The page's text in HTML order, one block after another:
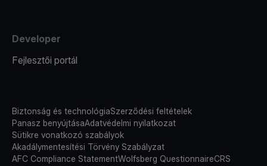
Developer
Fejlesztői portál
Biztonság és technológiaSzerződési feltételek
Panasz benyújtásaAdatvédelmi nyilatkozat
Sütikre vonatkozó szabályok
Akadálymentesítési Törvény Szabályzat
AFC Compliance StatementWolfsberg QuestionnaireCRS